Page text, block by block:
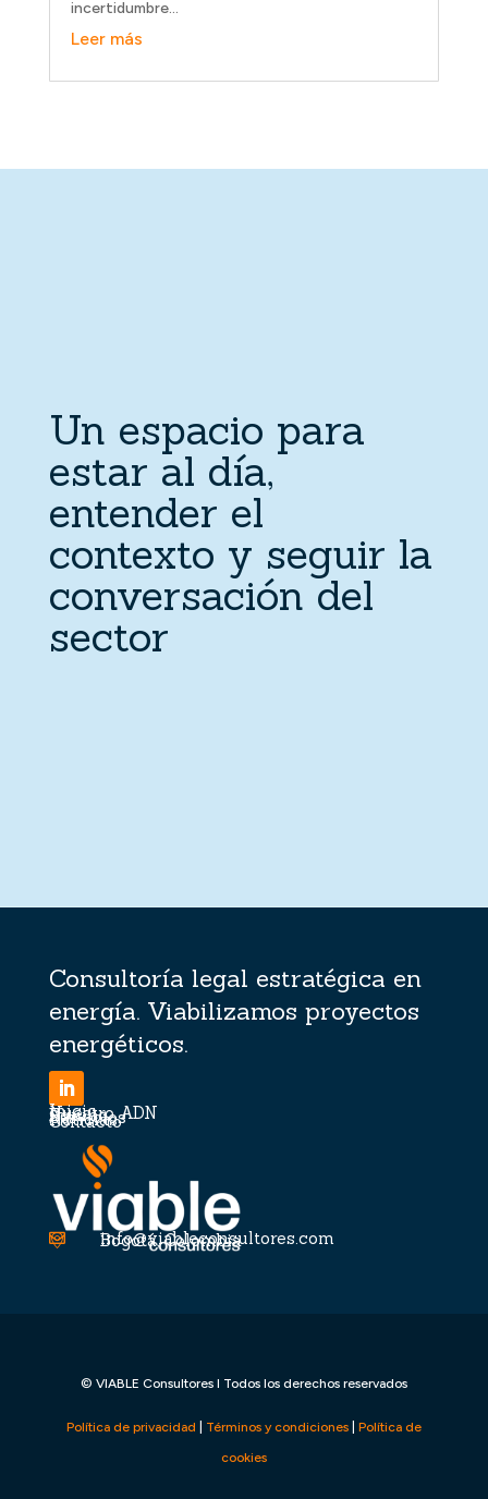
incertidumbre…
Un espacio para
estar al día,
entender el
contexto y seguir la
conversación del
sector
Consultoría legal estratégica en
energía. Viabilizamos proyectos
energéticos.
Inicio
Nuestro ADN
Equipo
Servicios
Noticias
Contacto
 info@viableconsultores.com
 Bogotá, Colombia
© VIABLE Consultores I Todos los derechos reservados
Política de privacidad Términos y condiciones| Política de
cookies